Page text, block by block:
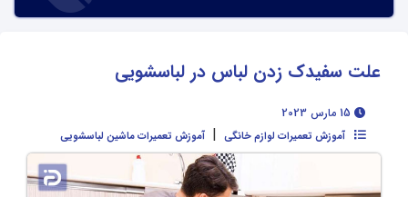
علت سفیدک زدن لباس در لباسشویی
آموزش تعمیرات لوازم خانگی | آموزش تعمیرات ماشین لباسشویی